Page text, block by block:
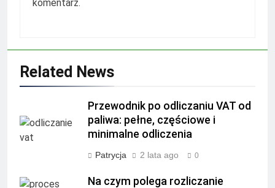
komentarz.
Related News
Przewodnik po odliczaniu VAT od
paliwa: pełne, częściowe i
minimalne odliczenia
Patrycja 2 lata ago 0
Na czym polega rozliczanie